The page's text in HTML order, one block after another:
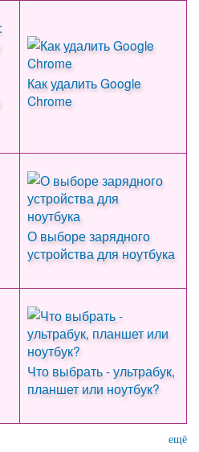
Как удалить Google
Chrome
О выборе зарядного
устройства для ноутбука
Что выбрать - ультрабук,
планшет или ноутбук?
ещё